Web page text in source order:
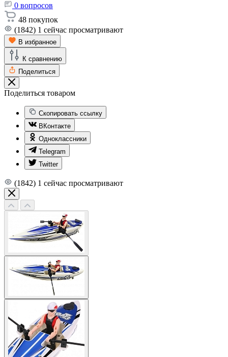
0 вопросов
48 покупок
(1842) 1 сейчас просматривают
В избранное
К сравнению
Поделиться
Поделиться товаром
Скопировать ссылку
ВКонтакте
Одноклассники
Telegram
Twitter
(1842) 1 сейчас просматривают